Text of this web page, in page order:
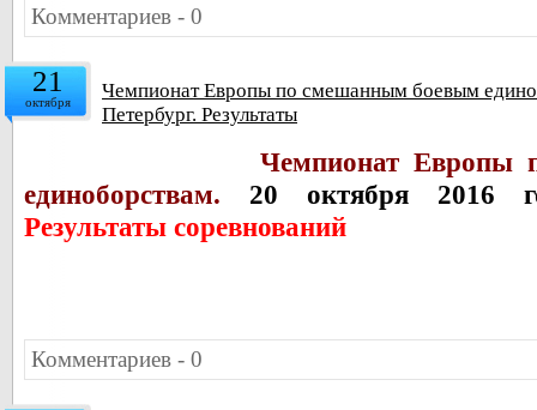
Комментариев - 0
21
октября
Чемпионат Европы по смешанным боевым
Петербург. Результаты
Чемпионат Европы
единоборствам. 20 октября 2016
Результаты соревнований
Комментариев - 0